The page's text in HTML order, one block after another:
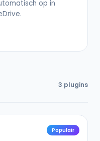
op in
3 plugins
Populair